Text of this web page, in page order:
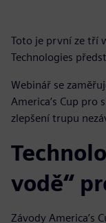
Toto je první ze tří
Technologies
Webinář se
America’s Cup pro
zlepšení trupu
vodě“
Závody America’s